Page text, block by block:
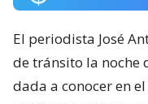
El periodista José
de tránsito la noche
dada a conocer en